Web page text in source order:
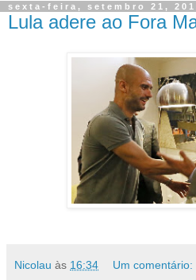
sexta-feira, setembro 21,
Lula adere ao Fora
Nicolau às 16:34 Um comentário: